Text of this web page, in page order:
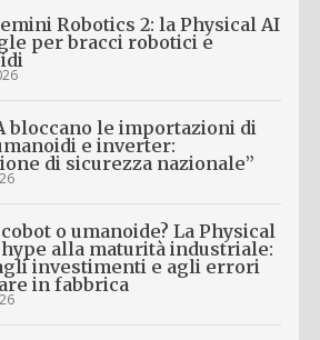
Robotics 2: la Physical AI
per bracci robotici e
bloccano le importazioni di
e inverter:
di sicurezza nazionale”
o umanoide? La Physical
alla maturità industriale:
investimenti e agli errori
in fabbrica